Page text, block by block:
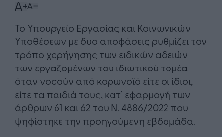
​Το Υπουργείο Εργασίας και Κοινωνικών
Υποθέσεων με δυο αποφάσεις ρυθμίζει τον
τρόπο χορήγησης των ειδικών αδειών
των εργαζομένων του ιδιωτικού τομέα
όταν νοσούν από κορωνοϊό είτε οι ίδιοι,
είτε τα παιδιά τους, κατ’ εφαρμογή των
άρθρων 61 και 62 του Ν. 4886/2022 που
ψηφίστηκε την προηγούμενη εβδομάδα.